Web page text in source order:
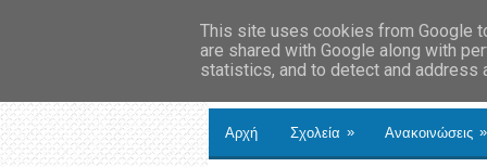
Αρχή Σχολεία » Ανακοινώσεις »
This site uses cookies from Google
are shared with Google along with
statistics, and to detect and address